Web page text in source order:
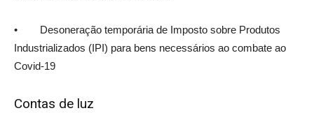
• Desoneração temporária de Imposto sobre Produtos
Industrializados (IPI) para bens necessários ao combate ao
Covid-19
Contas de luz